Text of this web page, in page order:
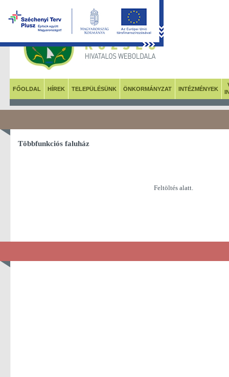
FŐOLDAL HÍREK TELEPÜLÉSÜNK ÖNKORMÁNYZAT INTÉZMÉNYEK
Többfunkciós faluház
Feltöltés alatt.